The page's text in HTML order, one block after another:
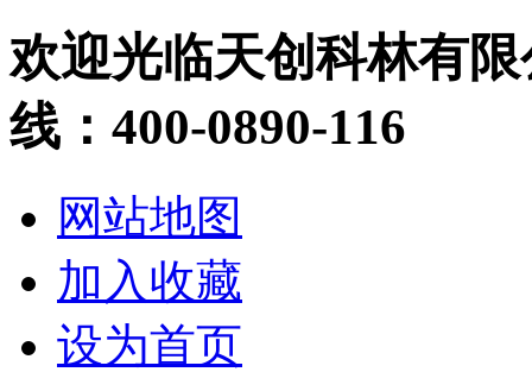
欢迎光临天创科林有
线：400-0890-116
网站地图
加入收藏
设为首页